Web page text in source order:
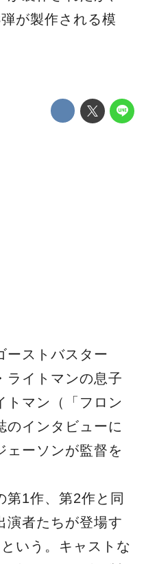
が製作される模
ーストバスター
ライトマンの息子
トマン（「フロン
のインタビューに
ェーソンが監督を
第1作、第2作と同
演者たちが登場す
いう。キャストな